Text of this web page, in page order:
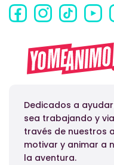
Dedicados a
sea trabajando y
través de nuestros
motivar y animar a
la aventura.